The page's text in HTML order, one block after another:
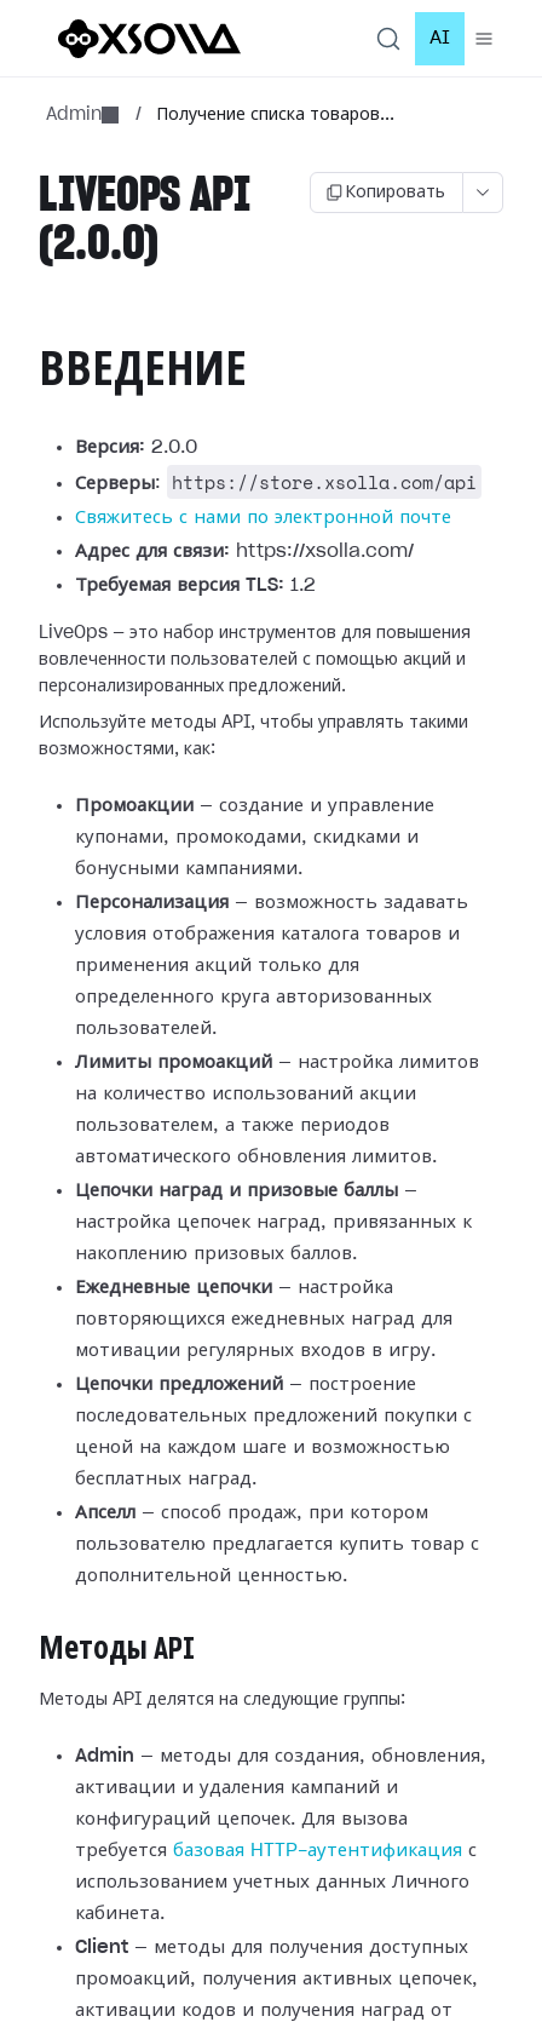
AI
Admin / Получение списка товаров...
LIVEOPS API
(2.0.0)
Копировать
ВВЕДЕНИЕ
Версия: 2.0.0
Серверы: https://store.xsolla.com/api
Свяжитесь с нами по электронной почте
Адрес для связи: https://xsolla.com/
Требуемая версия TLS: 1.2
LiveOps — это набор инструментов для повышения
вовлеченности пользователей с помощью акций и
персонализированных предложений.
Используйте методы API, чтобы управлять такими
возможностями, как:
Промоакции — создание и управление
купонами, промокодами, скидками и
бонусными кампаниями.
Персонализация — возможность задавать
условия отображения каталога товаров и
применения акций только для
определенного круга авторизованных
пользователей.
Лимиты промоакций — настройка лимитов
на количество использований акции
пользователем, а также периодов
автоматического обновления лимитов.
Цепочки наград и призовые баллы —
настройка цепочек наград, привязанных к
накоплению призовых баллов.
Ежедневные цепочки — настройка
повторяющихся ежедневных наград для
мотивации регулярных входов в игру.
Цепочки предложений — построение
последовательных предложений покупки с
ценой на каждом шаге и возможностью
бесплатных наград.
Апселл — способ продаж, при котором
пользователю предлагается купить товар с
дополнительной ценностью.
Методы API
Методы API делятся на следующие группы:
Admin — методы для создания, обновления,
активации и удаления кампаний и
конфигураций цепочек. Для вызова
требуется базовая HTTP-аутентификация с
использованием учетных данных Личного
кабинета.
Client — методы для получения доступных
промоакций, получения активных цепочек,
активации кодов и получения наград от